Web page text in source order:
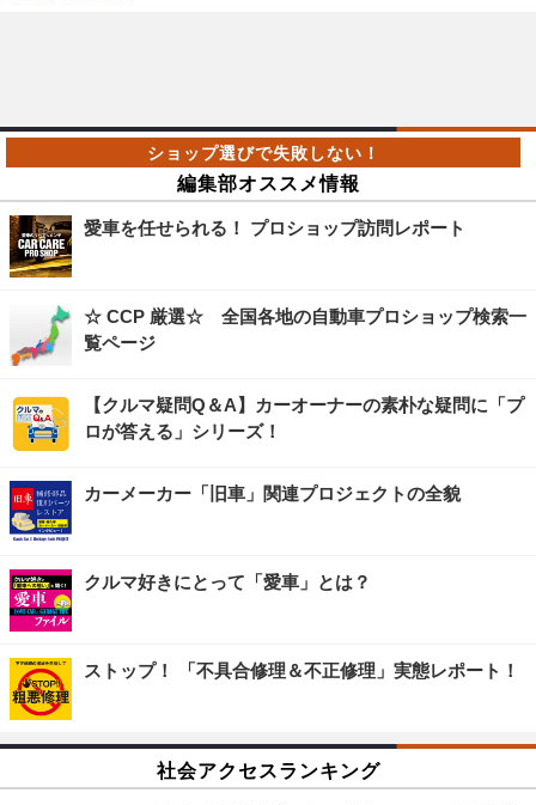
編集部オススメ情報
愛車を任せられる！ プロショップ訪問レポート
☆ CCP 厳選☆ 全国各地の自動車プロショップ検索一
覧ページ
【クルマ疑問Q＆A】カーオーナーの素朴な疑問に「プ
ロが答える」シリーズ！
カーメーカー「旧車」関連プロジェクトの全貌
クルマ好きにとって「愛車」とは？
ストップ！ 「不具合修理＆不正修理」実態レポート！
社会アクセスランキング